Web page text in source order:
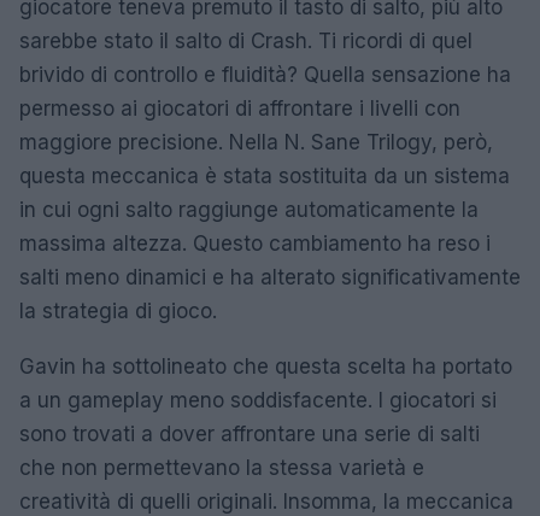
giocatore teneva premuto il tasto di salto, più alto
sarebbe stato il salto di Crash. Ti ricordi di quel
brivido di controllo e fluidità? Quella sensazione ha
permesso ai giocatori di affrontare i livelli con
maggiore precisione. Nella N. Sane Trilogy, però,
questa meccanica è stata sostituita da un sistema
in cui ogni salto raggiunge automaticamente la
massima altezza. Questo cambiamento ha reso i
salti meno dinamici e ha alterato significativamente
la strategia di gioco.
Gavin ha sottolineato che questa scelta ha portato
a un gameplay meno soddisfacente. I giocatori si
sono trovati a dover affrontare una serie di salti
che non permettevano la stessa varietà e
creatività di quelli originali. Insomma, la meccanica